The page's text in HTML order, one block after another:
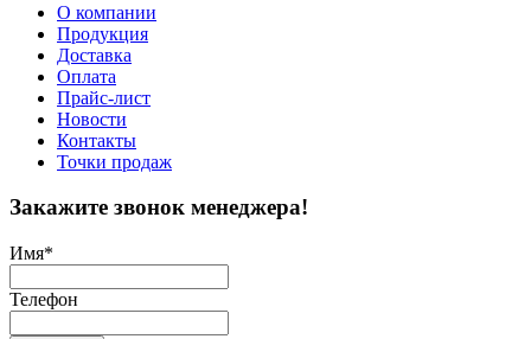
О компании
Продукция
Доставка
Оплата
Прайс-лист
Новости
Контакты
Точки продаж
Закажите звонок менеджера!
Имя*
Телефон